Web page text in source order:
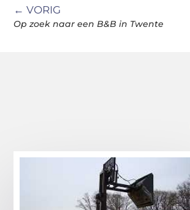
← VORIG
Op zoek naar een B&B in Twente